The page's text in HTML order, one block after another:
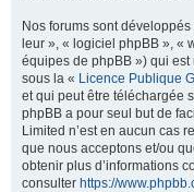
Nos forums sont
leur », « logiciel phpBB », «
équipes de phpBB ») qui
sous la « Licence Publique
et qui peut être téléchargée
phpBB a pour seul but de
Limited n’est en aucun cas
que nous acceptons et/ou
obtenir plus d’informations
consulter https://